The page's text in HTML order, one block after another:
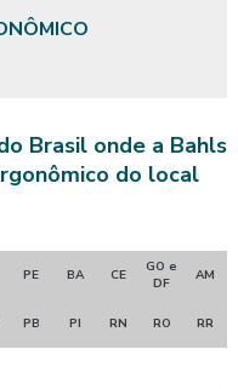
Brasil onde a Bahls
do local
PE BA CE
GO e
DF
AM
PB PI RN RO RR